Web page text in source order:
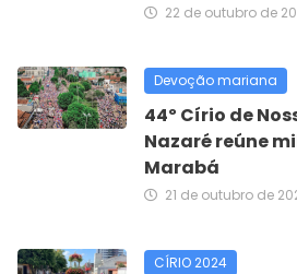
22 de outubro de
Devoção mariana
44º Círio de
Nazaré reúne
Marabá
21 de outubro de
CÍRIO 2024